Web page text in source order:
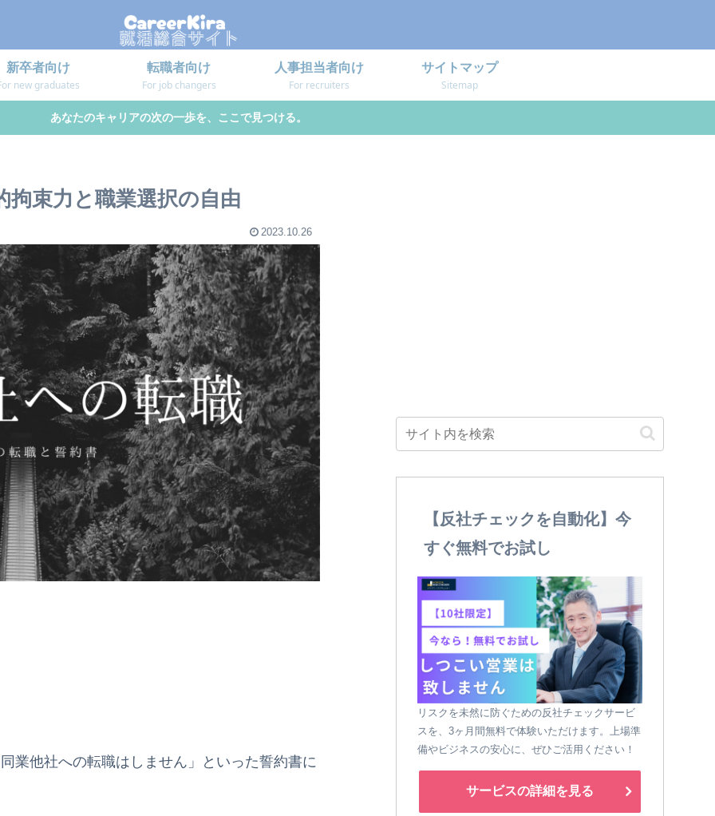
新卒者向け
new graduates
転職者向け
For job changers
人事担当者向け
For recruiters
サイトマップ
Sitemap
あなたのキャリアの次の一歩を、ここで見つける。
拘束力と職業選択の自由
2023.10.26
業他社への転職はしません」といった誓約書に
【反社チェックを自動化】今
すぐ無料でお試し
リスクを未然に防ぐための反社チェックサービ
スを、3ヶ月間無料で体験いただけます。上場準
備やビジネスの安心に、ぜひご活用ください！
サービスの詳細を見る